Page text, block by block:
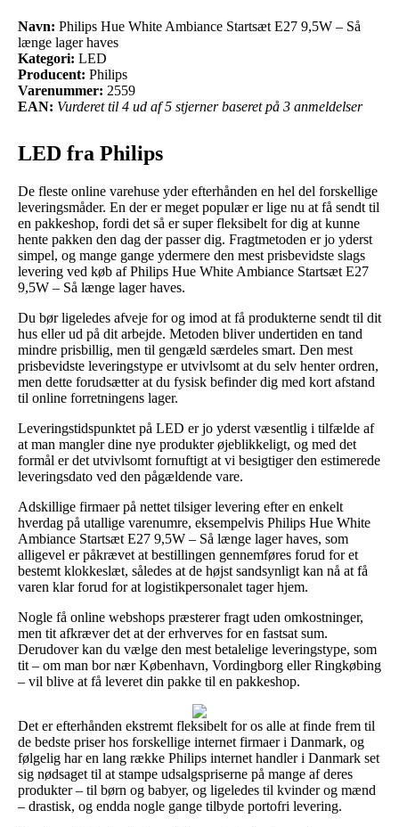
Navn: Philips Hue White Ambiance Startsæt E27 9,5W – Så
længe lager haves
Kategori: LED
Producent: Philips
Varenummer: 2559
EAN: Vurderet til 4 ud af 5 stjerner baseret på 3 anmeldelser
LED fra Philips
De fleste online varehuse yder efterhånden en hel del forskellige
leveringsmåder. En der er meget populær er lige nu at få sendt til
en pakkeshop, fordi det så er super fleksibelt for dig at kunne
hente pakken den dag der passer dig. Fragtmetoden er jo yderst
simpel, og mange gange ydermere den mest prisbevidste slags
levering ved køb af Philips Hue White Ambiance Startsæt E27
9,5W – Så længe lager haves.
Du bør ligeledes afveje for og imod at få produkterne sendt til dit
hus eller ud på dit arbejde. Metoden bliver undertiden en tand
mindre prisbillig, men til gengæld særdeles smart. Den mest
prisbevidste leveringstype er utvivlsomt at du selv henter ordren,
men dette forudsætter at du fysisk befinder dig med kort afstand
til online forretningens lager.
Leveringstidspunktet på LED er jo yderst væsentlig i tilfælde af
at man mangler dine nye produkter øjeblikkeligt, og med det
formål er det utvivlsomt fornuftigt at vi besigtiger den estimerede
leveringsdato ved den pågældende vare.
Adskillige firmaer på nettet tilsiger levering efter en enkelt
hverdag på utallige varenumre, eksempelvis Philips Hue White
Ambiance Startsæt E27 9,5W – Så længe lager haves, som
alligevel er påkrævet at bestillingen gennemføres forud for et
bestemt klokkeslæt, således at de højst sandsynligt kan nå at få
varen klar forud for at logistikpersonalet tager hjem.
Nogle få online webshops præsterer fragt uden omkostninger,
men tit afkræver det at der erhverves for en fastsat sum.
Derudover kan du vælge den mest betalelige leveringstype, som
tit – om man bor nær København, Vordingborg eller Ringkøbing
– vil blive at få leveret din pakke til en pakkeshop.
Det er efterhånden ekstremt fleksibelt for os alle at finde frem til
de bedste priser hos forskellige internet firmaer i Danmark, og
følgelig har en lang række Philips internet handler i Danmark set
sig nødsaget til at stampe udsalgspriserne på mange af deres
produkter – til børn og babyer, og ligeledes til kvinder og mænd
– drastisk, og endda nogle gange tilbyde portofri levering.